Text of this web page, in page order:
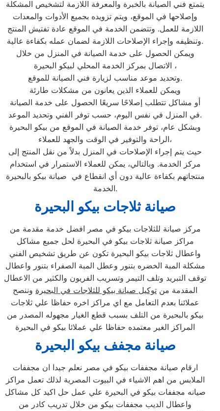
يتمتع فني الصيانة بالخبرة والمعرفة اللازمة لتشخيص المشكلة
وإصلاحها في الموقع، ويتم تزويده بجميع الأدوات والمعدات
اللازمة للعمل. وتتضمن الخدمة في الموقع عادة تفتيش المنتج
وتنظيفه وإجراء الإصلاحات اللازمة لضمان عمله بكفاءة عالية.
ويمكن الحصول على خدمة الصيانة في المنزل من خلال
الاتصال بمركز الخدمة المحلي لبيكو البحيرة ،
وتحديد موعد مناسب لزيارة فني الصيانة للموقع.
ويمكن للعملاء الذين يعانون من مشكلات طارئة
أو مشاكل تتطلب إصلاحًا سريعًا الحصول على خدمة الصيانة
في المنزل في نفس اليوم، حسب توفر الفني وتحديد الموعد.
وبشكل عام، توفر خدمة الصيانة في الموقع من بيكو البحيرة
الراحة والتوفير في الوقت والجهد للعملاء،
حيث يتم إجراء الإصلاحات في المنزل بدلاً من نقل المنتج إلى
مركز الخدمة. وبالتالي، يمكن للعملاء الاستمرار في استخدام
منتجاتهم بكفاءة عالية دون أي انقطاع في صيانة بيكو بالبحيرة
الخدمة.
صيانة ثلاجات بيكو البحيرة
مركز صيانة للثلاجات بيكو في مصر افضل خدمة مقدمة من
مراكز صيانة ثلاجات بيكو في البحيرة لحل جميع مشاكل
واعطال ثلاجات بيكو البحيرة تكون عن طريق تشخيص الفني
مشكلة المبة الخضره بتنور وعطل المبة الصفراء بتنور واعطال
توقف التبريد وتلف التيمر وتسريب الفريون والكثير من الاعطال
المقدمة من توكيل صيانة بيكو للثلاجات في البحيرة وننصح
عملائنا بعدم التعامل مع اي مراكز اخره حفاظا علي ثلاجات
بيكو بالبحيرة من التلف بسبب قطع الغيار مجهوله المصدر من
المراكز الغير معتمده حفاظا علي عملائا بيكو في البحيرة
صيانة مجفف بيكو البحيرة
ارقام صيانة مجففات بيكو في مصر نعلم جيدا ان مجففات
الملابس من اهم الاشياء في البيوت المصرية لذلك تعمل مراكز
صيانه مجففات بيكو في البحيرة علي عمل حل اكيد كل مشاكل
واعطال الديب مجففات بيكو من خلال تدريب كادر من